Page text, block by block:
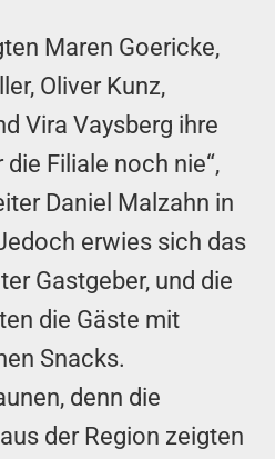
Maren Goericke,
Oliver Kunz,
Vira Vaysberg ihre
Filiale noch nie“,
Daniel Malzahn in
erwies sich das
Gastgeber, und die
die Gäste mit
Snacks.
denn die
der Region zeigten